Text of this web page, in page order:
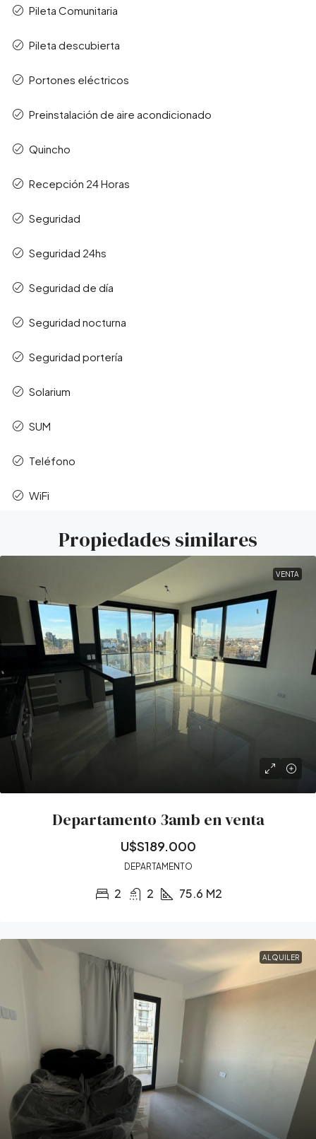
Pileta Comunitaria
Pileta descubierta
Portones eléctricos
Preinstalación de aire acondicionado
Quincho
Recepción 24 Horas
Seguridad
Seguridad 24hs
Seguridad de día
Seguridad nocturna
Seguridad portería
Solarium
SUM
Teléfono
WiFi
Propiedades similares
VENTA
Departamento 3amb en venta
U$S189.000
DEPARTAMENTO
2 2 75.6 M2
ALQUILER